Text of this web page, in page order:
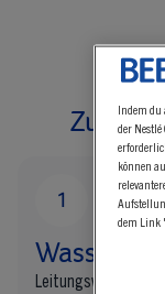
Wasser
Leitungswasser in
Indem du
der
können
dem Link